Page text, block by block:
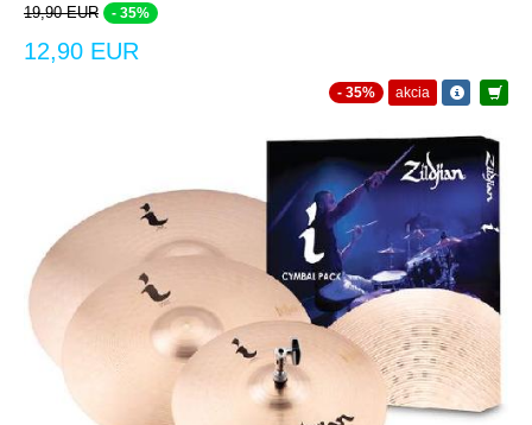
19,90 EUR - 35%
12,90 EUR
- 35% akcia